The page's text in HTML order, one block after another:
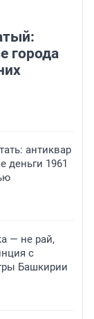
города
антиквар
деньги 1961
— не рай,
с
Башкирии